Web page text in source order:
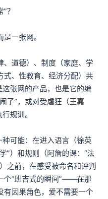
？
一张网。
、道德）、制度（家庭、学
式、性教育、经济分配）共
这张网的产品，也是它的编
了”，或对受虐狂（王嘉
规训。
种可能：在进入语言（徐英
”）和规则（阿詹的课：“法
之前，在感受被命名和评判
个“班吉式的瞬间”——在那
有因果角色，爱不需要一个